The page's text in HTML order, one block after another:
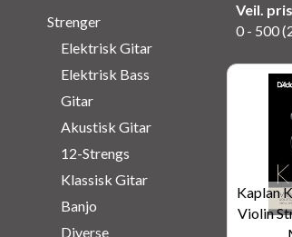
Strenger
Elektrisk Gitar
Elektrisk Bass
Gitar
Akustisk Gitar
12-Strengs
Klassisk Gitar
Banjo
Diverse
Veil. pris
0 - 500
Kaplan
Violin